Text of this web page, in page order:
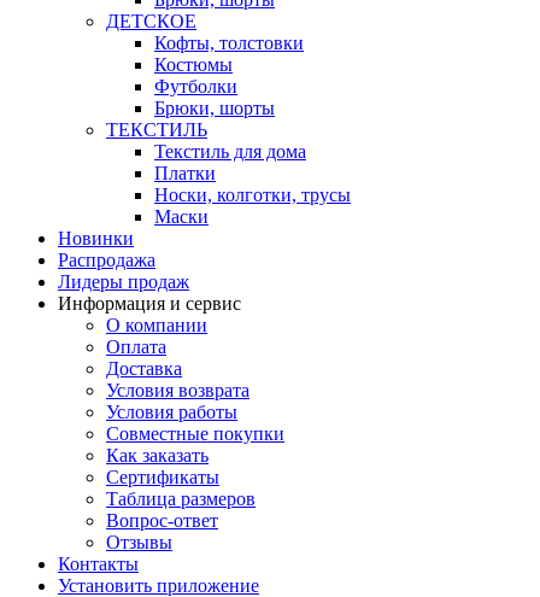
ДЕТСКОЕ
Кофты, толстовки
Костюмы
Футболки
Брюки, шорты
ТЕКСТИЛЬ
Текстиль для дома
Платки
Носки, колготки, трусы
Маски
Новинки
Распродажа
Лидеры продаж
Информация и сервис
О компании
Оплата
Доставка
Условия возврата
Условия работы
Совместные покупки
Как заказать
Сертификаты
Таблица размеров
Вопрос-ответ
Отзывы
Контакты
Установить приложение